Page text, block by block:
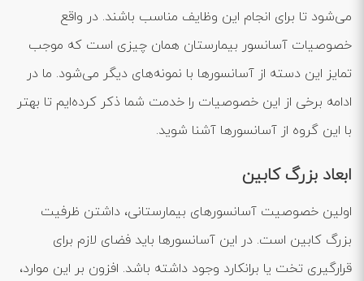
می‌شود تا برای انجام این وظایف مناسب باشند. در واقع
خصوصیات آسانسور بیمارستان همان چیزی است که موجب
تمایز این دسته از آسانسورها با نمونه‌های دیگر می‌شود. ما در
ادامه برخی از این خصوصیات را خدمت شما ذکر کرده‌ایم تا بهتر
با این گروه از آسانسورها آشنا شوید.
ابعاد بزرگ کابین
اولین خصوصیت آسانسورهای بیمارستانی، داشتن ظرفیت
بزرگ کابین است. در این آسانسورها باید فضای لازم برای
قرارگیری تخت یا برانکارد وجود داشته باشد. افزون بر این موارد،